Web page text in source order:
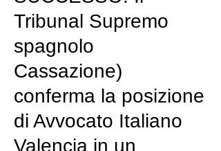
Tribunal Supremo
spagnolo
Cassazione)
conferma la posizione
di Avvocato Italiano
Valencia in un